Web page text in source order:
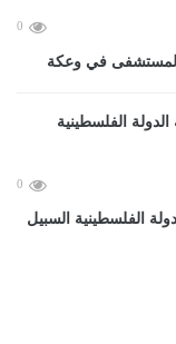
0
0
الفلسطينية السبيل